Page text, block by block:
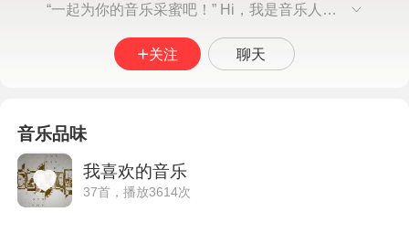
“一起为你的音乐采蜜吧！” Hi，我是音乐人的成长助手小蜜蜂~来找我玩，学习创作知识，结识音乐大佬，曝光原创作品！我们致力于给予音乐人朋友们最周到最贴心的1v1专属管家式服务，非常感谢音乐人朋友们一直以来对小蜜蜂服务的支持和肯定。如您在平台使用过程中遇到任何问题，欢迎私信留言~ 现开启村外服务号：【网易音乐人助手】，关注即可收获更多成长资讯，干货不断！
关注 聊天
音乐品味
我喜欢的音乐
37首，播放3614次